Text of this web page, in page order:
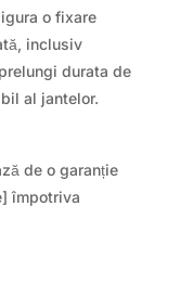
o fixare
inclusiv
durata de
al jantelor.
de o garanție
împotriva